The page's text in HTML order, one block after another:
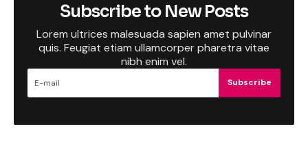
Subscribe to New Posts
Lorem ultrices malesuada sapien amet pulvinar
quis. Feugiat etiam ullamcorper pharetra vitae
nibh enim vel.
Subscribe